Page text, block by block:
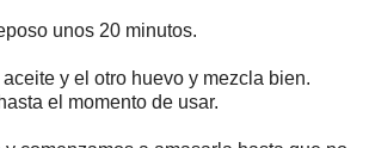
unos 20 minutos.
y el otro huevo y mezcla bien.
el momento de usar.